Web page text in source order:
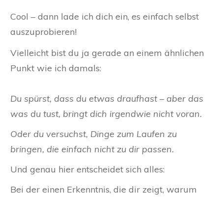
Cool – dann lade ich dich ein, es einfach selbst
auszuprobieren!
Vielleicht bist du ja gerade an einem ähnlichen
Punkt wie ich damals:
Du spürst, dass du etwas draufhast – aber das
was du tust, bringt dich irgendwie nicht voran.
Oder du versuchst, Dinge zum Laufen zu
bringen, die einfach nicht zu dir passen.
Und genau hier entscheidet sich alles:
Bei der einen Erkenntnis, die dir zeigt, warum